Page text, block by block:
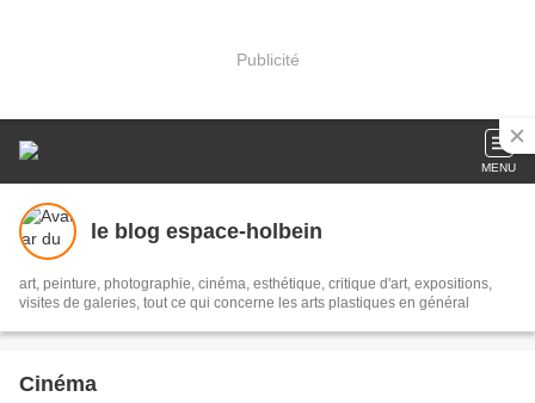
Publicité
MENU
le blog espace-holbein
art, peinture, photographie, cinéma, esthétique, critique d'art, expositions,
visites de galeries, tout ce qui concerne les arts plastiques en général
Cinéma